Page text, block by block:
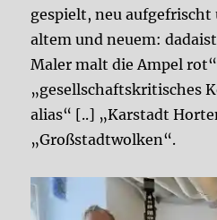
gespielt, neu
altem und neuem:
Maler malt die Ampel
„gesellschaftskritisches
alias“ [..] „Karstadt
„Großstadtwolken“.